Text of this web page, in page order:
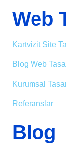
Web
Kartvizit Site
Blog Web
Kurumsal
Referanslar
Blog